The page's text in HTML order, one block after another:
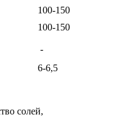
100-150
100-150
-
6-6,5
солей,